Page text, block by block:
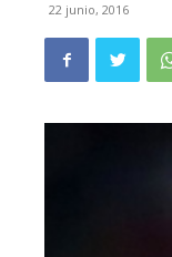
22 junio, 2016